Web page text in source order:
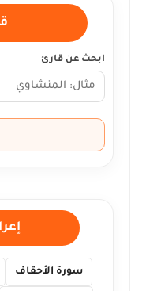
ابحث عن قارئ
سورة الأحقاف